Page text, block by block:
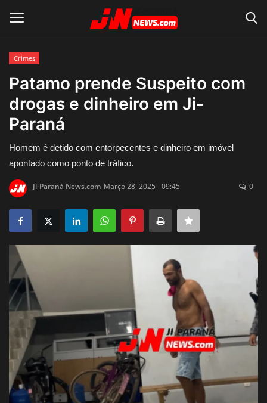
Home
Acidente
Notícias do Mundo
Polícia
Política
Justiça
Brasil
Educação
Galeria
Crimes
Patamo prende Suspeito com
drogas e dinheiro em Ji-
Paraná
Homem é detido com entorpecentes e dinheiro em imóvel
apontado como ponto de tráfico.
Ji-Paraná News.com Março 28, 2025 - 09:45 0